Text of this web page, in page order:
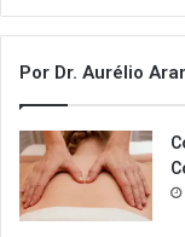
Por Dr. Aurélio